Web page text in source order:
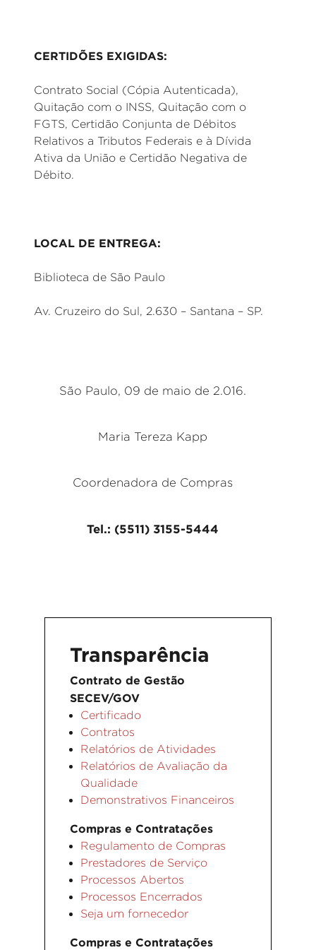
CERTIDÕES EXIGIDAS:
Contrato Social (Cópia Autenticada),
Quitação com o INSS, Quitação com o
FGTS, Certidão Conjunta de Débitos
Relativos a Tributos Federais e à Dívida
Ativa da União e Certidão Negativa de
Débito.
LOCAL DE ENTREGA:
Biblioteca de São Paulo
Av. Cruzeiro do Sul, 2.630 – Santana – SP.
São Paulo, 09 de maio de 2.016.
Maria Tereza Kapp
Coordenadora de Compras
Tel.: (5511) 3155-5444
Transparência
Contrato de Gestão
SECEV/GOV
Certificado
Contratos
Relatórios de Atividades
Relatórios de Avaliação da
Qualidade
Demonstrativos Financeiros
Compras e Contratações
Regulamento de Compras
Prestadores de Serviço
Processos Abertos
Processos Encerrados
Seja um fornecedor
Compras e Contratações